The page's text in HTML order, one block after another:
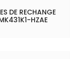
DE RECHANGE
HZAE